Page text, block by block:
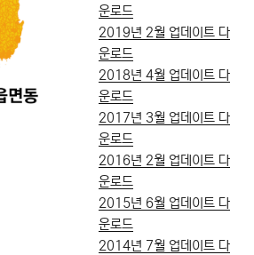
운로드
2019년 2월 업데이트 다
운로드
2018년 4월 업데이트 다
운로드
2017년 3월 업데이트 다
운로드
2016년 2월 업데이트 다
운로드
2015년 6월 업데이트 다
운로드
2014년 7월 업데이트 다